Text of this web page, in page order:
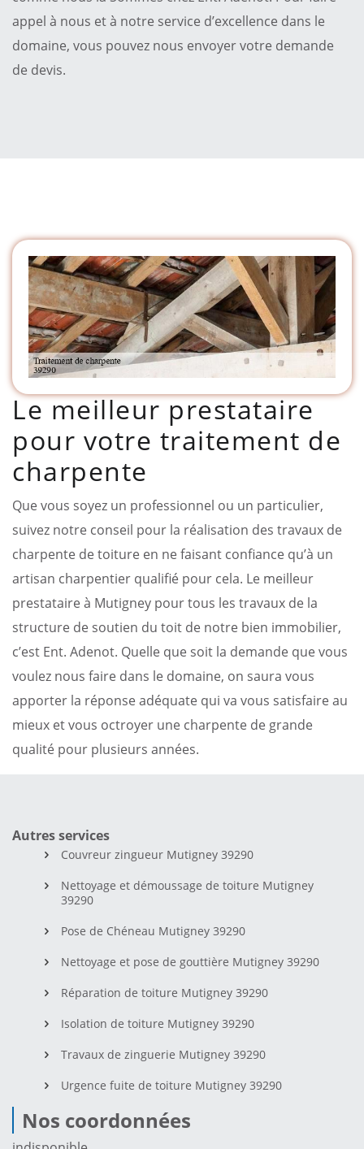
appel à nous et à notre service d’excellence dans le
domaine, vous pouvez nous envoyer votre demande
de devis.
Le meilleur prestataire
pour votre traitement de
charpente
Que vous soyez un professionnel ou un particulier,
suivez notre conseil pour la réalisation des travaux de
charpente de toiture en ne faisant confiance qu’à un
artisan charpentier qualifié pour cela. Le meilleur
prestataire à Mutigney pour tous les travaux de la
structure de soutien du toit de notre bien immobilier,
c’est Ent. Adenot. Quelle que soit la demande que vous
voulez nous faire dans le domaine, on saura vous
apporter la réponse adéquate qui va vous satisfaire au
mieux et vous octroyer une charpente de grande
qualité pour plusieurs années.
Autres services
Couvreur zingueur Mutigney 39290
Nettoyage et démoussage de toiture Mutigney
39290
Pose de Chéneau Mutigney 39290
Nettoyage et pose de gouttière Mutigney 39290
Réparation de toiture Mutigney 39290
Isolation de toiture Mutigney 39290
Travaux de zinguerie Mutigney 39290
Urgence fuite de toiture Mutigney 39290
Nos coordonnées